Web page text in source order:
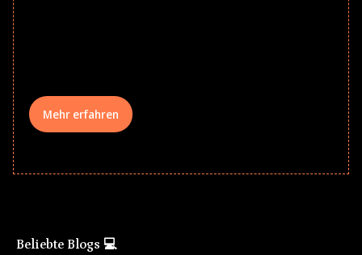
Mehr erfahren
Beliebte Blogs 💻